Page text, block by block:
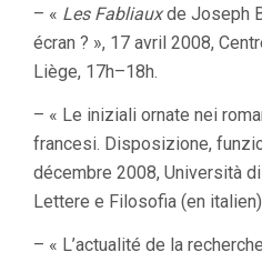
– « Les Fabliauxde Joseph
écran ? », 17 avril 2008,
Liège, 17h–18h.
– « Le iniziali ornate nei
francesi. Disposizione,
décembre 2008, Università
Lettere e Filosofia (en
– « L’actualité de la